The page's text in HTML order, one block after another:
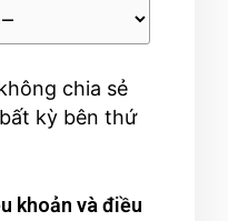
chia sẻ
kỳ bên thứ
khoản và điều